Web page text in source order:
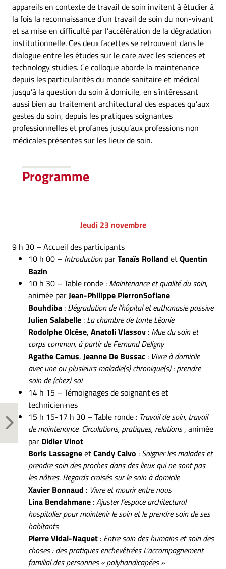
appareils en contexte de travail de soin invitent à étudier à
la fois la reconnaissance d’un travail de soin du non-vivant
et sa mise en difficulté par l’accélération de la dégradation
institutionnelle. Ces deux facettes se retrouvent dans le
dialogue entre les études sur le care avec les sciences et
technology studies. Ce colloque aborde la maintenance
depuis les particularités du monde sanitaire et médical
jusqu’à la question du soin à domicile, en s’intéressant
aussi bien au traitement architectural des espaces qu’aux
gestes du soin, depuis les pratiques soignantes
professionnelles et profanes jusqu’aux professions non
médicales présentes sur les lieux de soin.
Programme
Jeudi 23 novembre
9 h 30 – Accueil des participants
10 h 00 – IntroductionparTanaïs Rolland etQuentin
Bazin
10 h 30 – Table ronde : Maintenance et qualité du soin,
animée parJean-Philippe PierronSofiane
Bouhdiba : Dégradation de l’hôpital et euthanasie passive
Julien Salabelle : La chambre de tante Léonie
Rodolphe Olcèse, Anatoli Vlassov : Mue du soin et
corps commun, à partir de Fernand Deligny
Agathe Camus, Jeanne De Bussac : Vivre à domicile
avec une ou plusieurs maladie(s) chronique(s) : prendre
soin de (chez) soi
14 h 15 – Témoignages de soignant·es et
technicien·nes
15 h 15-17 h 30 – Table ronde : Travail de soin, travail
de maintenance. Circulations, pratiques, relations, animée
par Didier Vinot
Boris LassagneetCandy Calvo : Soigner les malades et
prendre soin des proches dans des lieux qui ne sont pas
les nôtres. Regards croisés sur le soin à domicile
Xavier Bonnaud : Vivre et mourir entre nous
Lina Bendahmane :Ajuster l’espace architectural
hospitalier pour maintenir le soin et le prendre soin de ses
habitants
Pierre Vidal-Naquet : Entre soin des humains et soin des
choses : des pratiques enchevêtrées L’accompagnement
familial des personnes « polyhandicapées »